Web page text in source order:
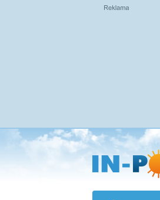
Přejít
na
hlavní
obsah